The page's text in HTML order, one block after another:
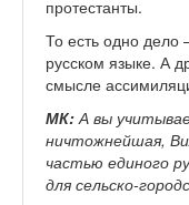
протестанты.
То есть одно
русском языке. А
смысле
МК:А вы
ничтожнейшая,
частью единого
для сельско-